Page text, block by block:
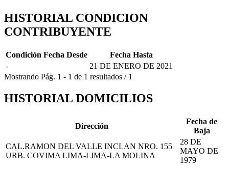
HISTORIAL CONDICION
CONTRIBUYENTE
Condición Fecha Desde
Fecha Hasta
-
21 DE ENERO DE 2021
Mostrando Pág. 1 - 1 de 1 resultados / 1
HISTORIAL DOMICILIOS
Dirección
Fecha de
Baja
CAL.RAMON DEL VALLE INCLAN NRO. 155
URB. COVIMA LIMA-LIMA-LA MOLINA
28 DE
MAYO DE
1979